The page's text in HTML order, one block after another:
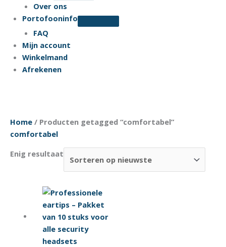
Over ons
Portofooninfo
FAQ
Mijn account
Winkelmand
Afrekenen
Home / Producten getagged “comfortabel”
comfortabel
Enig resultaat